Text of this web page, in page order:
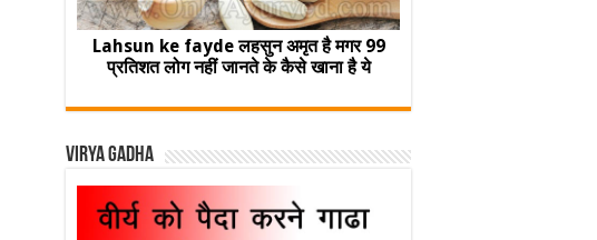
Lahsun ke fayde लहसुन अमृत है मगर 99
प्रतिशत लोग नहीं जानते के कैसे खाना है ये
Virya Gadha